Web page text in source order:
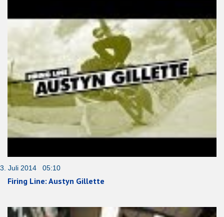
3. Juli 2014 05:10
Firing Line: Austyn Gillette